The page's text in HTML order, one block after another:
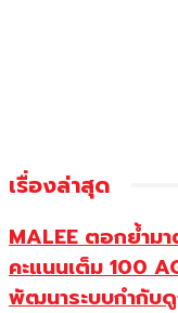
เรื่องล่าสุด
MALEE ตอกย้ำม
คะแนนเต็ม 100
พัฒนาระบบกำกับ